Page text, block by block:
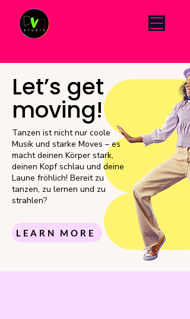
Let’s get
moving!
Tanzen ist nicht nur coole
Musik und starke Moves – es
macht deinen Körper stark,
deinen Kopf schlau und deine
Laune fröhlich! Bereit zu
tanzen, zu lernen und zu
strahlen?
LEARN MORE